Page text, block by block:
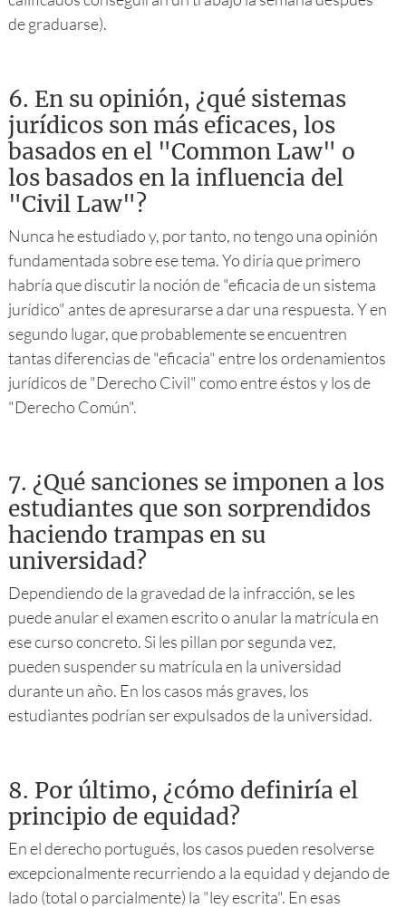
de graduarse).
6. En su opinión, ¿qué sistemas
jurídicos son más eficaces, los
basados en el "Common Law" o
los basados en la influencia del
"Civil Law"?
Nunca he estudiado y, por tanto, no tengo una opinión
fundamentada sobre ese tema. Yo diría que primero
habría que discutir la noción de "eficacia de un sistema
jurídico" antes de apresurarse a dar una respuesta. Y en
segundo lugar, que probablemente se encuentren
tantas diferencias de "eficacia" entre los ordenamientos
jurídicos de "Derecho Civil" como entre éstos y los de
"Derecho Común".
7. ¿Qué sanciones se imponen a los
estudiantes que son sorprendidos
haciendo trampas en su
universidad?
Dependiendo de la gravedad de la infracción, se les
puede anular el examen escrito o anular la matrícula en
ese curso concreto. Si les pillan por segunda vez,
pueden suspender su matrícula en la universidad
durante un año. En los casos más graves, los
estudiantes podrían ser expulsados de la universidad.
8. Por último, ¿cómo definiría el
principio de equidad?
En el derecho portugués, los casos pueden resolverse
excepcionalmente recurriendo a la equidad y dejando de
lado (total o parcialmente) la "ley escrita". En esas